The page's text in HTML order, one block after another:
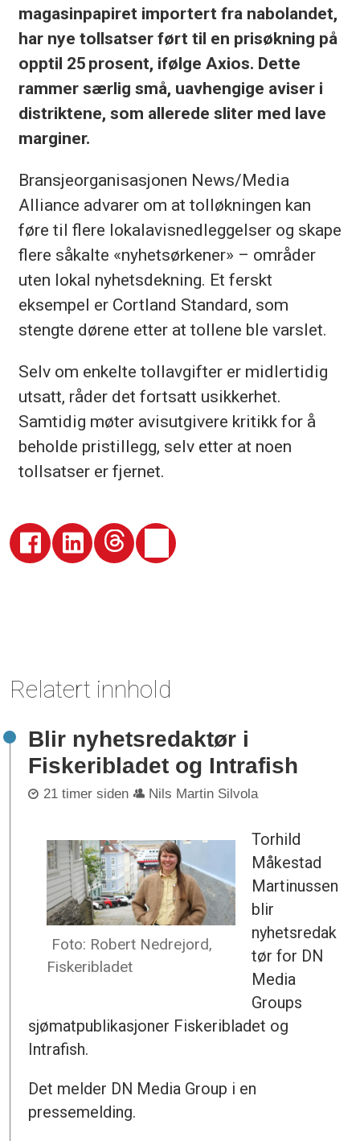
magasinpapiret importert fra nabolandet,
har nye tollsatser ført til en prisøkning på
opptil 25 prosent, ifølge Axios. Dette
rammer særlig små, uavhengige aviser i
distriktene, som allerede sliter med lave
marginer.
Bransjeorganisasjonen News/Media
Alliance advarer om at tolløkningen kan
føre til flere lokalavisnedleggelser og skape
flere såkalte «nyhetsørkener» – områder
uten lokal nyhetsdekning. Et ferskt
eksempel er Cortland Standard, som
stengte dørene etter at tollene ble varslet.
Selv om enkelte tollavgifter er midlertidig
utsatt, råder det fortsatt usikkerhet.
Samtidig møter avisutgivere kritikk for å
beholde pristillegg, selv etter at noen
tollsatser er fjernet.
Relatert innhold
Blir nyhetsredaktør i
Fiskeribladet og Intrafish
21 timer siden Nils Martin Silvola
Foto: Robert Nedrejord,
Fiskeribladet
Torhild
Måkestad
Martinussen
blir
nyhetsredak
tør for DN
Media
Groups
sjømatpublikasjoner Fiskeribladet og
Intrafish.
Det melder DN Media Group i en
pressemelding.